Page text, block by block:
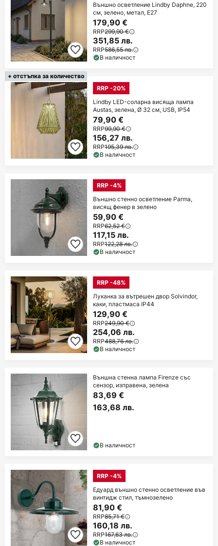
Външно осветление Lindby Daphne, 220
см, зелено, метал, E27
179,90 €
RRP299,90 €
351,85 лв.
RRP586,55 лв.
В наличност
+ отстъпка за количество
RRP -20%
Lindby LED-соларна висяща лампа
Austas, зелена, Ø 32 см, USB, IP54
79,90 €
RRP99,90 €
156,27 лв.
RRP195,39 лв.
В наличност
RRP -4%
Външно стенно осветление Parma,
висящ фенер в зелено
59,90 €
RRP62,52 €
117,15 лв.
RRP122,28 лв.
В наличност
RRP -48%
Луканка за вътрешен двор Solvindor,
каки, пластмаса IP44
129,90 €
RRP249,90 €
254,06 лв.
RRP488,76 лв.
В наличност
Външна стенна лампа Firenze със
сензор, изправена, зелена
83,69 €
163,68 лв.
В наличност
RRP -4%
Едуард външно стенно осветление във
винтидж стил, тъмнозелено
81,90 €
RRP85,71 €
160,18 лв.
RRP167,63 лв.
В наличност